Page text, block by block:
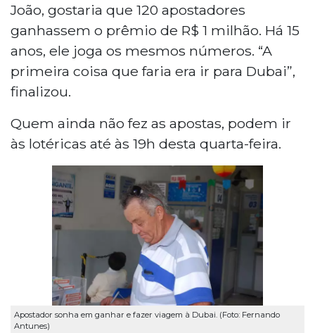
João, gostaria que 120 apostadores
ganhassem o prêmio de R$ 1 milhão. Há 15
anos, ele joga os mesmos números. “A
primeira coisa que faria era ir para Dubai”,
finalizou.
Quem ainda não fez as apostas, podem ir
às lotéricas até às 19h desta quarta-feira.
Apostador sonha em ganhar e fazer viagem à Dubai. (Foto: Fernando
Antunes)